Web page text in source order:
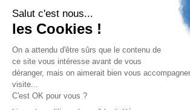
32 rue de Mogador
75 009 Paris
Espace
Trouver
Nous suivre